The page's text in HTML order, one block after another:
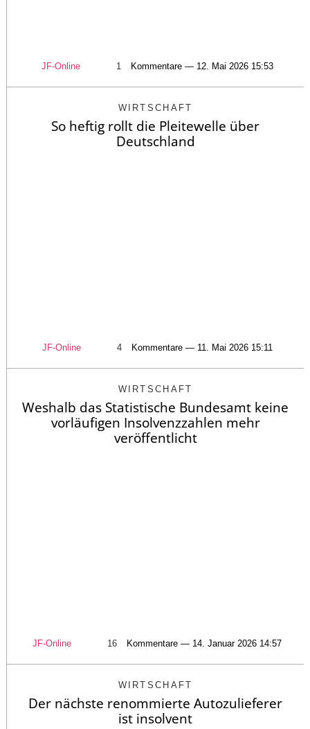
JF-Online 1 Kommentare — 12. Mai 2026 15:53
WIRTSCHAFT
So heftig rollt die Pleitewelle über
Deutschland
JF-Online 4 Kommentare — 11. Mai 2026 15:11
WIRTSCHAFT
Weshalb das Statistische Bundesamt keine
vorläufigen Insolvenzzahlen mehr
veröffentlicht
JF-Online 16 Kommentare — 14. Januar 2026 14:57
WIRTSCHAFT
Der nächste renommierte Autozulieferer
ist insolvent